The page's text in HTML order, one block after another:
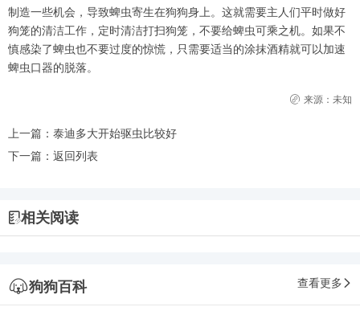
制造一些机会，导致蜱虫寄生在狗狗身上。这就需要主人们平时做好
狗笼的清洁工作，定时清洁打扫狗笼，不要给蜱虫可乘之机。如果不
慎感染了蜱虫也不要过度的惊慌，只需要适当的涂抹酒精就可以加速
蜱虫口器的脱落。
来源：未知
上一篇： 泰迪多大开始驱虫比较好
下一篇： 返回列表
相关阅读
狗狗百科 查看更多